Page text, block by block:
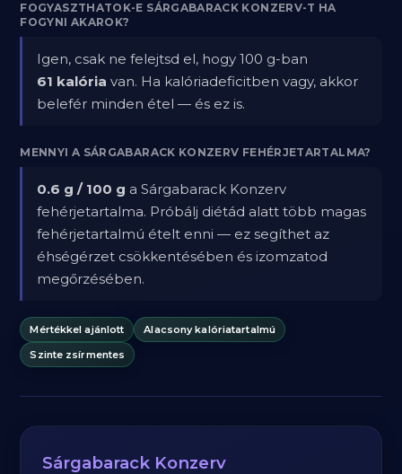
FOGYASZTHATOK-E SÁRGABARACK KONZERV-T HA
FOGYNI AKAROK?
Igen, csak ne felejtsd el, hogy 100 g-ban
61 kalória van. Ha kalóriadeficitben vagy, akkor
belefér minden étel — és ez is.
MENNYI A SÁRGABARACK KONZERV FEHÉRJETARTALMA?
0.6 g / 100 g a Sárgabarack Konzerv
fehérjetartalma. Próbálj diétád alatt több magas
fehérjetartalmú ételt enni — ez segíthet az
éhségérzet csökkentésében és izomzatod
megőrzésében.
Mértékkel ajánlott
Alacsony kalóriatartalmú
Szinte zsírmentes
Sárgabarack Konzerv